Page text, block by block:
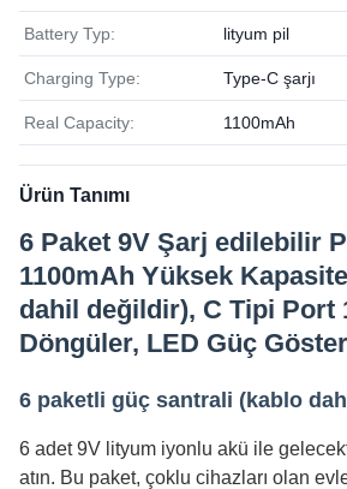
Battery Typ: lityum pil
Charging Type: Type-C şarjı
Real Capacity: 1100mAh
Ürün Tanımı
6 Paket 9V Şarj edilebilir
1100mAh Yüksek
dahil değildir), C Tipi Port
Döngüler, LED Güç
6 paketli güç santrali (kablo
6 adet 9V lityum iyonlu akü ile
atın. Bu paket, çoklu cihazları olan